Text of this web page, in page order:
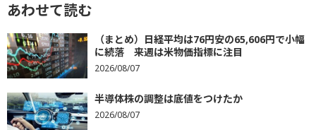
あわせて読む
（まとめ）日経平均は76円安の65,606円で小幅
に続落 来週は米物価指標に注目
2026/08/07
半導体株の調整は底値をつけたか
2026/08/07